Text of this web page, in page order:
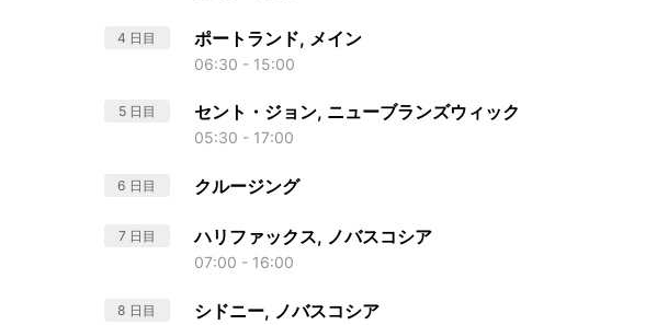
4 日目 ポートランド, メイン
06:30 - 15:00
5 日目 セント・ジョン, ニューブランズウィック
05:30 - 17:00
6 日目 クルージング
7 日目 ハリファックス, ノバスコシア
07:00 - 16:00
8 日目 シドニー, ノバスコシア